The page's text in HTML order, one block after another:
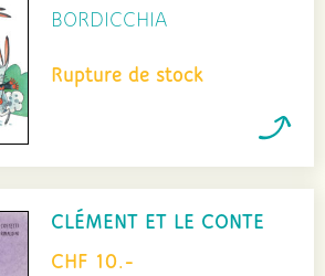
BORDICCHIA
Rupture de stock
CLÉMENT ET LE CONTE
CHF 10.-